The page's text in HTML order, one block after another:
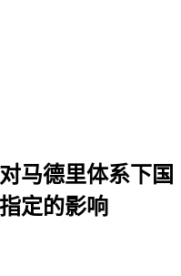
马德里体系下国
定的影响